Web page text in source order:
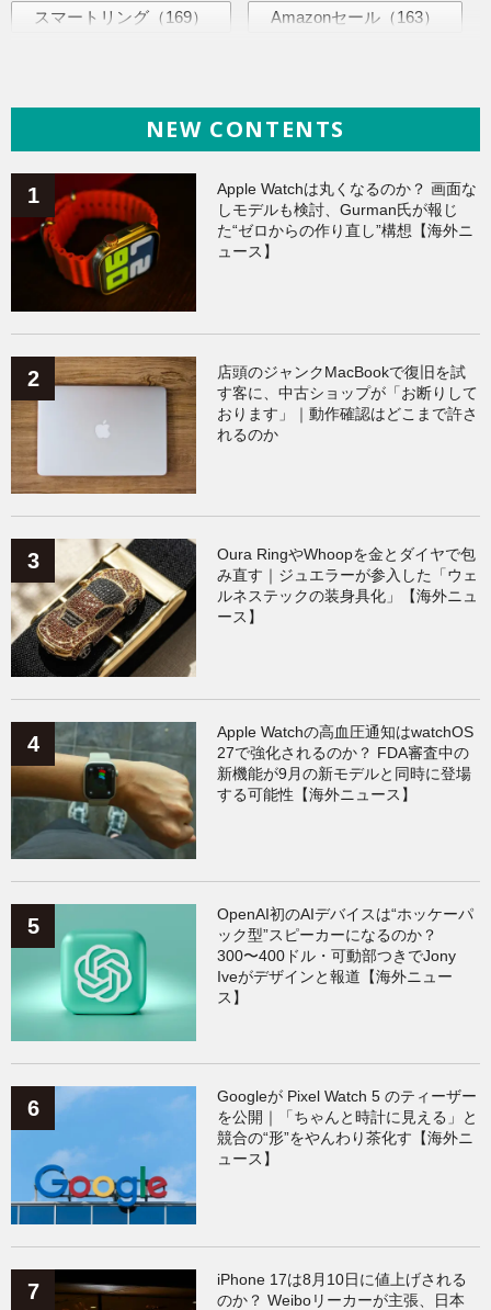
スマートリング （169） Amazonセール （163）
ヘルスケア（140）
Galaxy（136） （136）
ワークアウト（131）
AppleWatchアクセサリー
Xiaomi（119）
NEW CONTENTS
Apple Watchは丸くなるのか？ 画面な
しモデルも検討、Gurman氏が報じ
た“ゼロからの作り直し”構想【海外ニ
ュース】
店頭のジャンクMacBookで復旧を試
す客に、中古ショップが「お断りして
おります」｜動作確認はどこまで許さ
れるのか
Oura RingやWhoopを金とダイヤで包
み直す｜ジュエラーが参入した「ウェ
ルネステックの装身具化」【海外ニュ
ース】
Apple Watchの高血圧通知はwatchOS
27で強化されるのか？ FDA審査中の
新機能が9月の新モデルと同時に登場
する可能性【海外ニュース】
OpenAI初のAIデバイスは“ホッケーパ
ック型”スピーカーになるのか？
300〜400ドル・可動部つきでJony
Iveがデザインと報道【海外ニュー
ス】
Googleが Pixel Watch 5 のティーザー
を公開｜「ちゃんと時計に見える」と
競合の“形”をやんわり茶化す【海外ニ
ュース】
iPhone 17は8月10日に値上げされる
のか？ Weiboリーカーが主張、日本